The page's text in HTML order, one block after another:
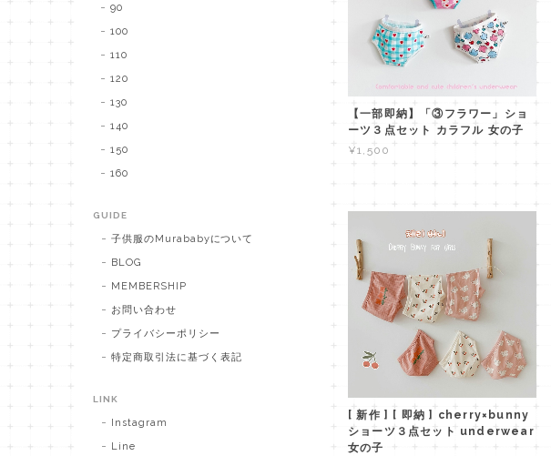
【一部即納】「③フラワー」ショ
ーツ３点セット カラフル 女の子
¥1,500
[ 新作 ] [ 即納 ] cherry×bunny
ショーツ３点セット underwear
女の子
90
100
110
120
130
140
150
160
GUIDE
子供服のMurababyについて
BLOG
MEMBERSHIP
お問い合わせ
プライバシーポリシー
特定商取引法に基づく表記
LINK
Instagram
Line